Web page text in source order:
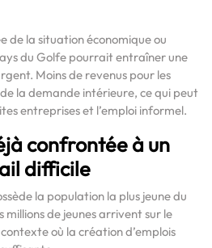
de la situation économique ou
du Golfe pourrait entraîner une
Moins de revenus pour les
la demande intérieure, ce qui peut
entreprises et l’emploi informel.
confrontée à un
difficile
la population la plus jeune du
millions de jeunes arrivent sur le
où la création d’emplois